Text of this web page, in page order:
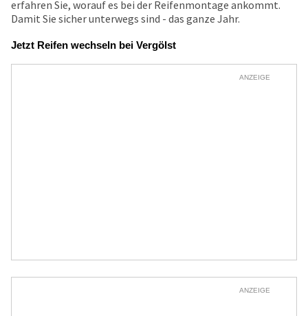
erfahren Sie, worauf es bei der Reifenmontage ankommt.
Damit Sie sicher unterwegs sind - das ganze Jahr.
Jetzt Reifen wechseln bei Vergölst
ANZEIGE
ANZEIGE